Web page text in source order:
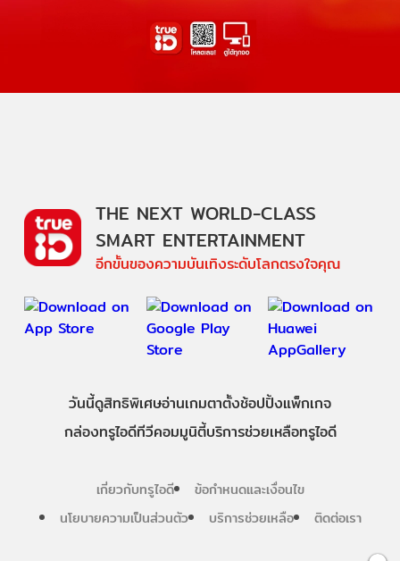
THE NEXT WORLD-CLASS
SMART ENTERTAINMENT
อีกขั้นของความบันเทิงระดับโลกตรงใจคุณ
วันนี้ดูสิทธิพิเศษอ่านเกมตาตั้งช้อปปิ้งแพ็กเกจ
กล่องทรูไอดีทีวีคอมมูนิตี้บริการช่วยเหลือทรูไอดี
เกี่ยวกับทรูไอดี
ข้อกำหนดและเงื่อนไข
นโยบายความเป็นส่วนตัว
บริการช่วยเหลือ ติดต่อเรา